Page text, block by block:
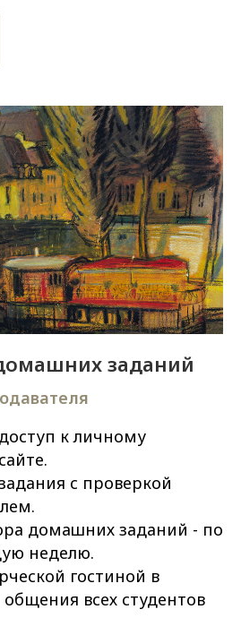
заданий
к личному
с проверкой
домашних заданий - по
неделю.
гостиной в
всех студентов